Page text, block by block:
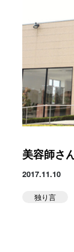
美容師さ
2017.11.10
独り言